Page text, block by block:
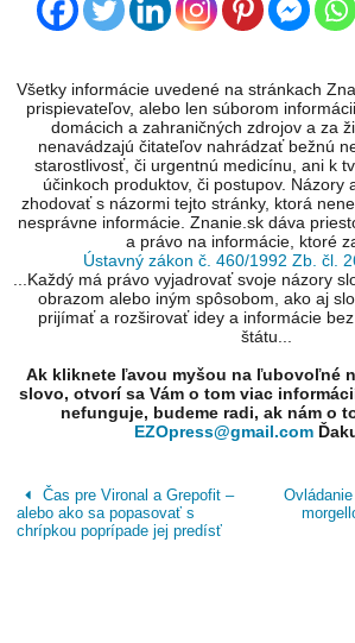
Všetky informácie uvedené na stránkach
prispievateľov, alebo len súborom
domácich a zahraničných zdrojov a za
nenavádzajú čitateľov nahrádzať bežnú
starostlivosť, či urgentnú medicínu, ani k
účinkoch produktov, či postupov. Názory
zhodovať s názormi tejto stránky, ktorá
nesprávne informácie. Znanie.sk dáva
a právo na informácie, ktoré
Ústavný zákon č. 460/1992 Zb. čl.
...Každý má právo vyjadrovať svoje názory
obrazom alebo iným spôsobom, ako aj
prijímať a rozširovať idey a informácie
štátu...
Ak kliknete ľavou myšou na ľubovoľné
slovo, otvorí sa Vám o tom viac
nefunguje, budeme radi, ak nám o
EZOpress@gmail.com
Čas pre Vironal a Grepofit –
alebo ako sa popasovať s
chrípkou poprípade jej predísť